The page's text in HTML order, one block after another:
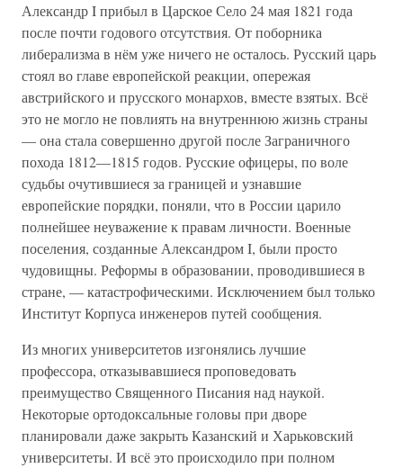
Александр I прибыл в Царское Село 24 мая 1821 года
после почти годового отсутствия. От поборника
либерализма в нём уже ничего не осталось. Русский царь
стоял во главе европейской реакции, опережая
австрийского и прусского монархов, вместе взятых. Всё
это не могло не повлиять на внутреннюю жизнь страны
— она стала совершенно другой после Заграничного
похода 1812—1815 годов. Русские офицеры, по воле
судьбы очутившиеся за границей и узнавшие
европейские порядки, поняли, что в России царило
полнейшее неуважение к правам личности. Военные
поселения, созданные Александром I, были просто
чудовищны. Реформы в образовании, проводившиеся в
стране, — катастрофическими. Исключением был только
Институт Корпуса инженеров путей сообщения.
Из многих университетов изгонялись лучшие
профессора, отказывавшиеся проповедовать
преимущество Священного Писания над наукой.
Некоторые ортодоксальные головы при дворе
планировали даже закрыть Казанский и Харьковский
университеты. И всё это происходило при полном